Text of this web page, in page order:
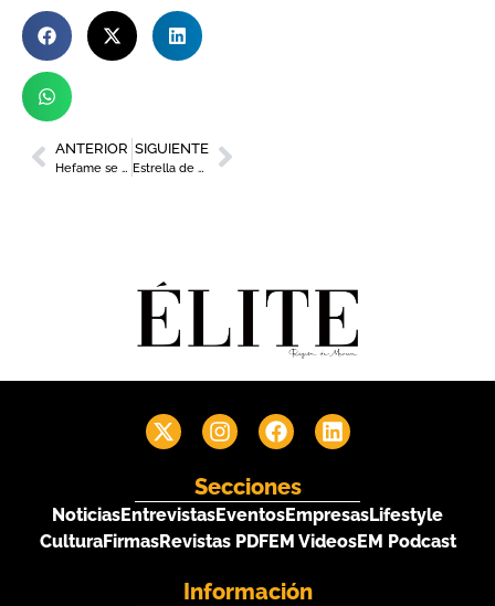
ANTERIOR
Hefame se adhiere por noveno año consecutivo a la Carta de la Diversidad en su apuesta por la igualdad y la inclusión
SIGUIENTE
Estrella de Levante y el chef Juan Guillamón se fusionan en un menú exclusivo el 17 de julio
Secciones
NoticiasEntrevistasEventosEmpresasLifestyle
CulturaFirmasRevistas PDFEM VideosEM Podcast
Información